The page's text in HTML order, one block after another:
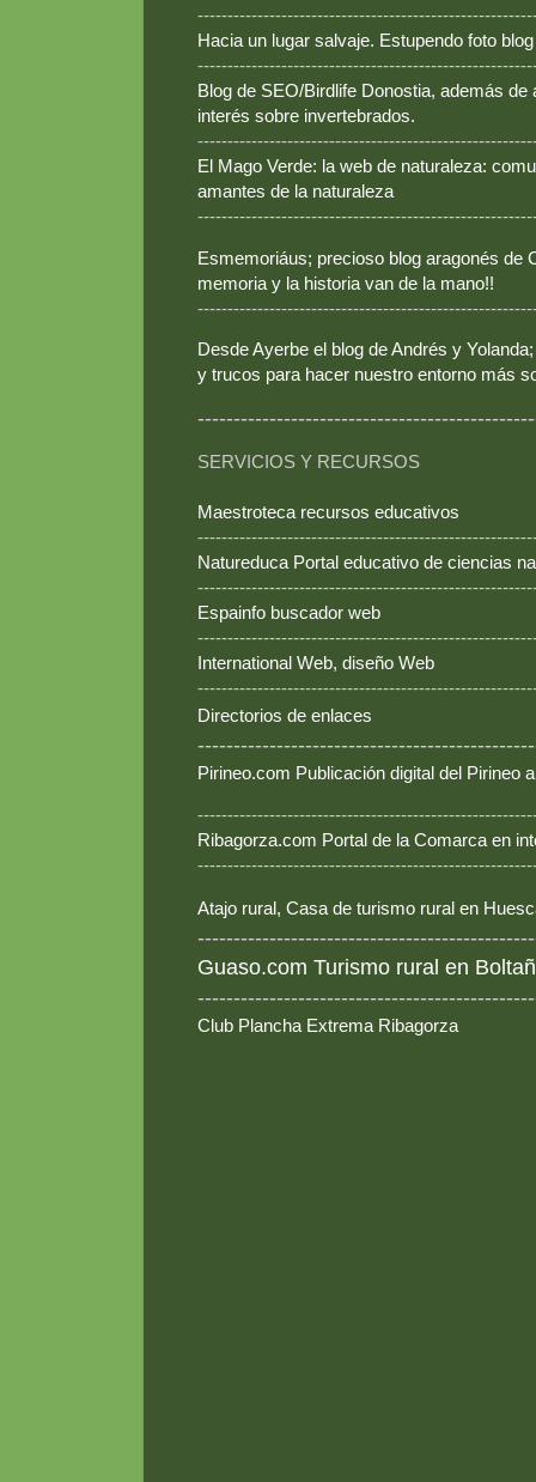
Hacia un lugar salvaje. Estupendo foto
Blog de SEO/Birdlife Donostia, además
interés sobre invertebrados.
El Mago Verde: la web de naturaleza:
amantes de la naturaleza
Esmemoriáus; precioso blog aragonés de
memoria y la historia van de la mano!!
Desde Ayerbe el blog de Andrés y
y trucos para hacer nuestro entorno más
SERVICIOS Y RECURSOS
Maestroteca recursos educativos
Natureduca Portal educativo de ciencias
Espainfo buscador web
International Web, diseño Web
Directorios de enlaces
Pirineo.com Publicación digital del Pirineo
Ribagorza.com Portal de la Comarca en
Atajo rural, Casa de turismo rural en
Guaso.com Turismo rural en
Club Plancha Extrema Ribagorza